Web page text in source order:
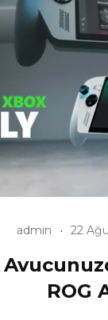
admin 22
ROG